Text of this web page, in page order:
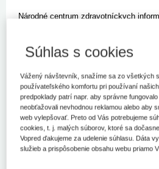
Národné centrum zdravotníckych
Bratislava 26. januára (TASR) -
informácií (NCZI) pripravuje verejné
služby pre zabezpečenie
elektronického zdravotníctva.
bez DPH za jeden rok, kontrakt s
opciou na jeden rok.
vyžiadala takmer 40 miliónov eur.
Projekt eHealth sa ukončil v
Súhlas s cookies
Vážený návštevník, snažíme sa zo všetkých
používateľského komfortu pri používaní
predpoklady patrí napr. aby správne
neobťažovali nevhodnou reklamou alebo aby
web vylepšovať. Preto od Vás potrebujeme
cookies, t. j. malých súborov, ktoré sa
Vopred ďakujeme za udelenie súhlasu. Dáta
služieb a prispôsobenie obsahu webu priamo